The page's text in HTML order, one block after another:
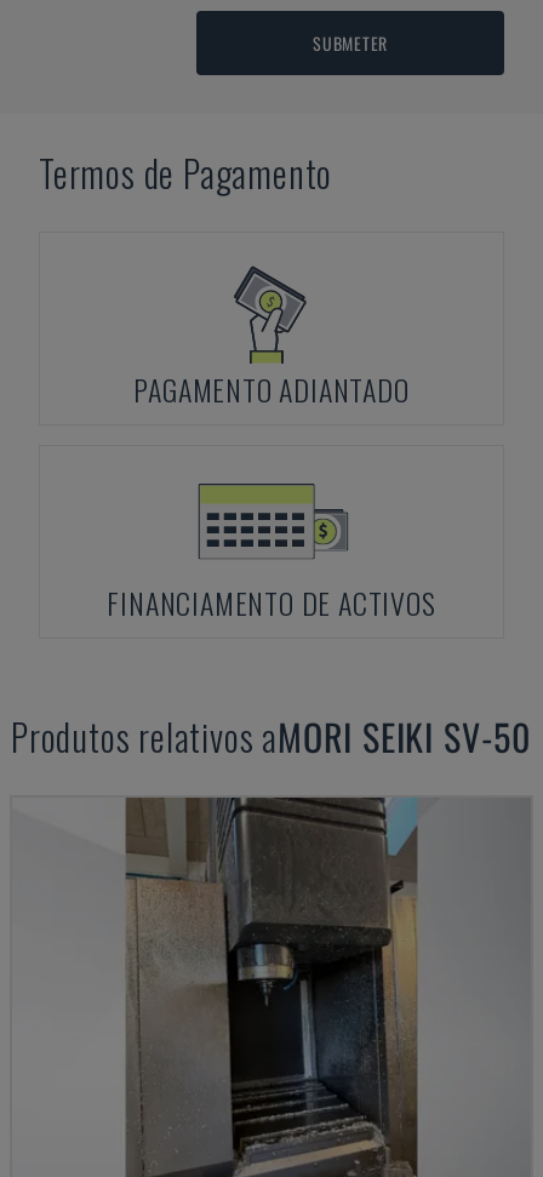
SUBMETER
Termos de Pagamento
PAGAMENTO ADIANTADO
FINANCIAMENTO DE ACTIVOS
Produtos relativos aMORI SEIKI SV-50